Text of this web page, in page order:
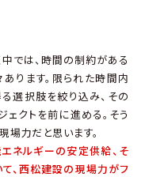
中では、時間の制約がある
ります。限られた時間内
選択肢を絞り込み、その
クトを前に進める。そう
力だと思います。
ネルギーの安定供給、そ
、西松建設の現場力がフ